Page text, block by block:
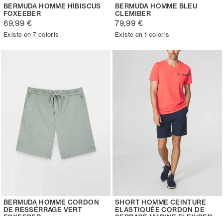
BERMUDA HOMME HIBISCUS
FOXEEBER
69,99 €
Existe en 7 coloris
BERMUDA HOMME BLEU
CLEMIBER
79,99 €
Existe en 1 coloris
BERMUDA HOMME CORDON
DE RESSÉRRAGE VERT
SHORT HOMME CEINTURE
ELASTIQUÉE CORDON DE